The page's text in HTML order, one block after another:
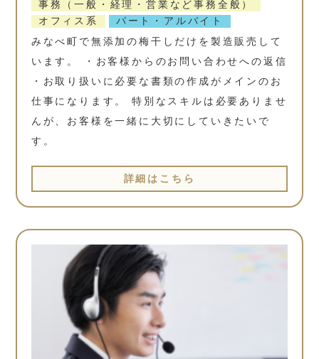
事務（一般・経理・営業など事務全般）
オフィス系
パート・アルバイト
みなべ町で無添加の梅干しだけを製造販売して
います。 ・お客様からのお問い合わせへの返信
・お取り扱いに必要な書類の作成がメインのお
仕事になります。 特別なスキルは必要ありませ
んが、お客様を一緒に大切にしていきたいで
す。
詳細はこちら